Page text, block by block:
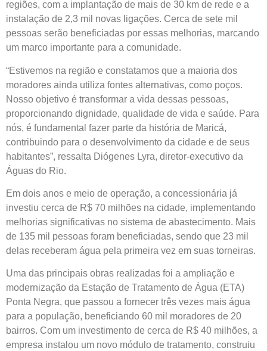
regiões, com a implantação de mais de 30 km de rede e a
instalação de 2,3 mil novas ligações. Cerca de sete mil
pessoas serão beneficiadas por essas melhorias, marcando
um marco importante para a comunidade.
“Estivemos na região e constatamos que a maioria dos
moradores ainda utiliza fontes alternativas, como poços.
Nosso objetivo é transformar a vida dessas pessoas,
proporcionando dignidade, qualidade de vida e saúde. Para
nós, é fundamental fazer parte da história de Maricá,
contribuindo para o desenvolvimento da cidade e de seus
habitantes”, ressalta Diógenes Lyra, diretor-executivo da
Águas do Rio.
Em dois anos e meio de operação, a concessionária já
investiu cerca de R$ 70 milhões na cidade, implementando
melhorias significativas no sistema de abastecimento. Mais
de 135 mil pessoas foram beneficiadas, sendo que 23 mil
delas receberam água pela primeira vez em suas torneiras.
Uma das principais obras realizadas foi a ampliação e
modernização da Estação de Tratamento de Água (ETA)
Ponta Negra, que passou a fornecer três vezes mais água
para a população, beneficiando 60 mil moradores de 20
bairros. Com um investimento de cerca de R$ 40 milhões, a
empresa instalou um novo módulo de tratamento, construiu